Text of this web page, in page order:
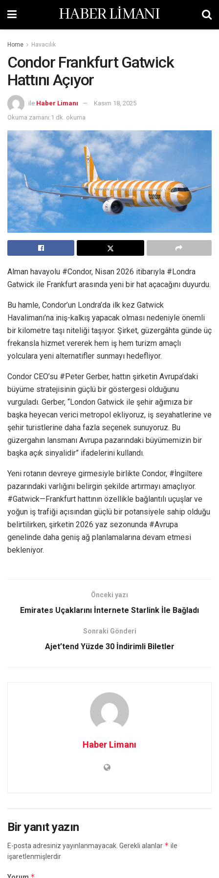
HABER LİMANI
Home Havacılık
Condor Frankfurt Gatwick
Hattını Açıyor
ile Haber Limanı
Kasım 18, 2025
Okuma zamanı:1 dk. okuma
Alman havayolu #Condor, Nisan 2026 itibarıyla #Londra
Gatwick ile Frankfurt arasında yeni bir hat açacağını duyurdu.
Bu hamle, Condor’un Londra’da ilk kez Gatwick
Havalimanı’na iniş-kalkış yapacak olması nedeniyle önemli
bir kilometre taşı niteliği taşıyor. Şirket, güzergâhta günde üç
frekansla hizmet vererek hem iş hem turizm amaçlı
yolculara yeni alternatifler sunmayı hedefliyor.
Condor CEO’su #Peter Gerber, hattın şirketin Avrupa’daki
büyüme stratejisinin güçlü bir göstergesi olduğunu
vurguladı. Gerber, “London Gatwick ile şehir ağımıza bir
başka heyecan verici metropol ekliyoruz, iş seyahatlerine ve
şehir turistlerine daha fazla seçenek sunuyoruz. Bu
güzergahın lansmanı Avrupa pazarındaki büyümemizin bir
başka açık sinyalidir” ifadelerini kullandı.
Yeni rotanın devreye girmesiyle birlikte Condor, #İngiltere
pazarındaki varlığını belirgin şekilde artırmayı amaçlıyor.
#Gatwick—Frankfurt hattının özellikle bağlantılı uçuşlar ve
yoğun iş trafiği açısından güçlü bir potansiyele sahip olduğu
belirtilirken, şirketin 2026 yaz sezonunda #Avrupa
genelinde daha geniş ağ planlamalarına devam etmesi
bekleniyor.
Önceki yazı
Emirates Uçaklarını İnternete Starlink İle Bağladı
Sonraki Gönderi
Ajet’tend Yüzde 30 İndirimli Biletler
Haber Limanı
Bir yanıt yazın
E-posta adresiniz yayınlanmayacak. Gerekli alanlar * ile
işaretlenmişlerdir